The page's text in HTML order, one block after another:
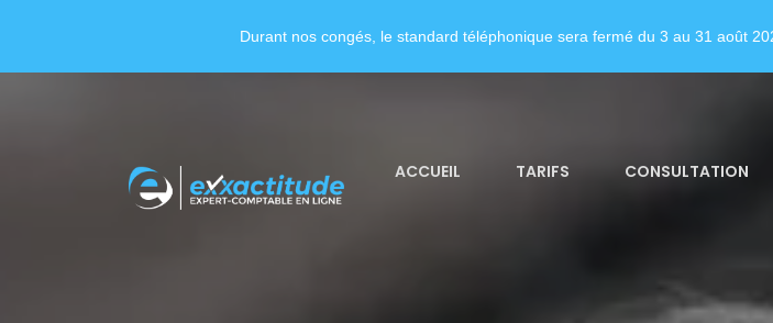
ACCUEIL TARIFS CONSULTATION
Durant nos congés, le standard téléphonique sera fermé du 3 au 31 août